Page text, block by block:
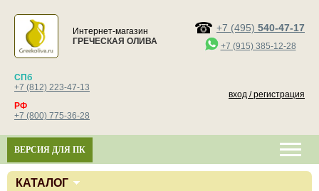
Интернет-магазин
ГРЕЧЕСКАЯ ОЛИВА
+7 (495) 540-47-17
+7 (915) 385-12-28
СПб
+7 (812) 223-47-13
РФ
+7 (800) 775-36-28
вход / регистрация
ВЕРСИЯ ДЛЯ ПК
КАТАЛОГ